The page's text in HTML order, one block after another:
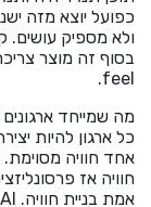
כפועל יוצא מזה
ולא מספיק עושים.
feel.
מה שמייחד
כל ארגון להיות
חוויה אז